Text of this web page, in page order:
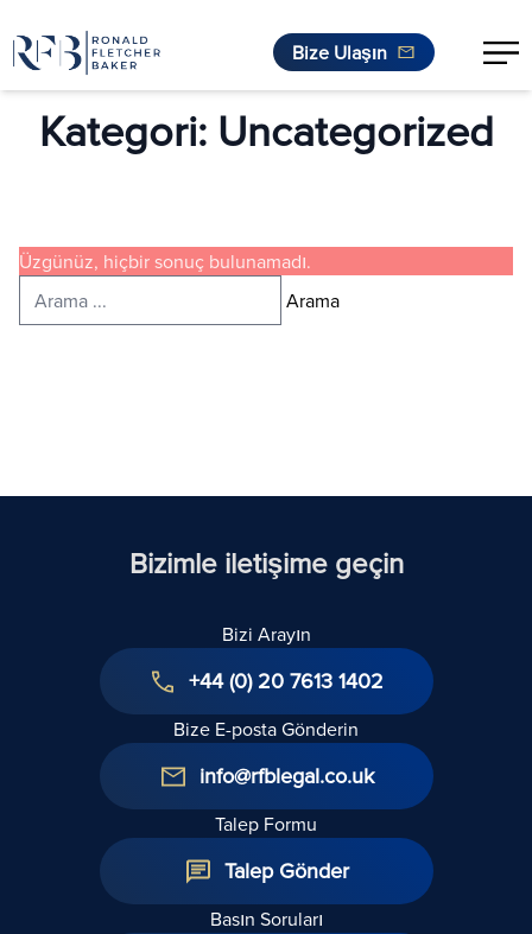
Bize Ulaşın
Kategori: Uncategorized
Üzgünüz, hiçbir sonuç bulunamadı.
Arayın:
Arama
Bizimle iletişime geçin
Bizi Arayın
+44 (0) 20 7613 1402
Bize E-posta Gönderin
info@rfblegal.co.uk
Talep Formu
Talep Gönder
Basın Soruları